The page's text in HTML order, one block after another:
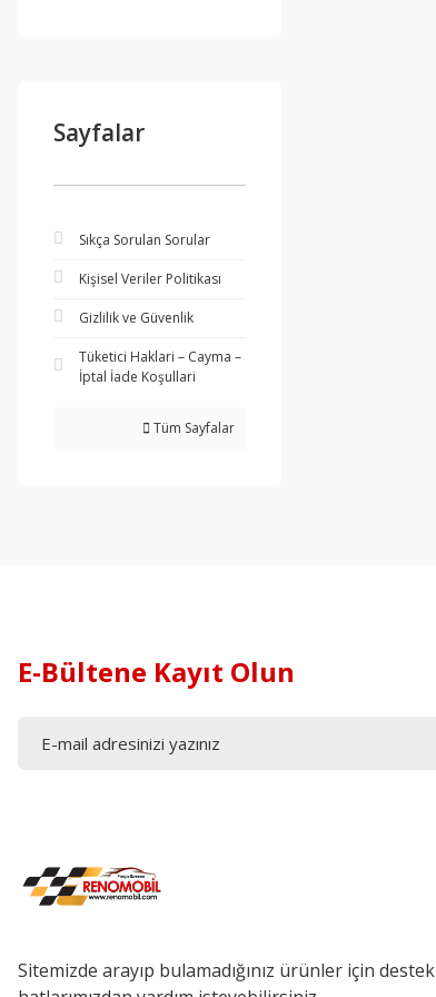
Sayfalar
Sıkça Sorulan Sorular
Kişisel Veriler Politikası
Gizlilik ve Güvenlik
Tüketici Haklari – Cayma –
İptal İade Koşullari
Tüm Sayfalar
E-Bültene Kayıt Olun
Sitemizde arayıp bulamadığınız ürünler için destek